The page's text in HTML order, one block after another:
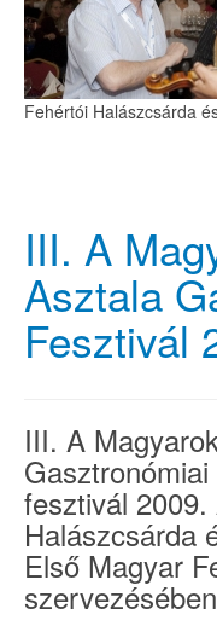
Fehértói Halászcsárda
III. A
Asztala
Fesztivál
III. A
fesztivál
Halászcsárda
Első Magyar
szervezésében